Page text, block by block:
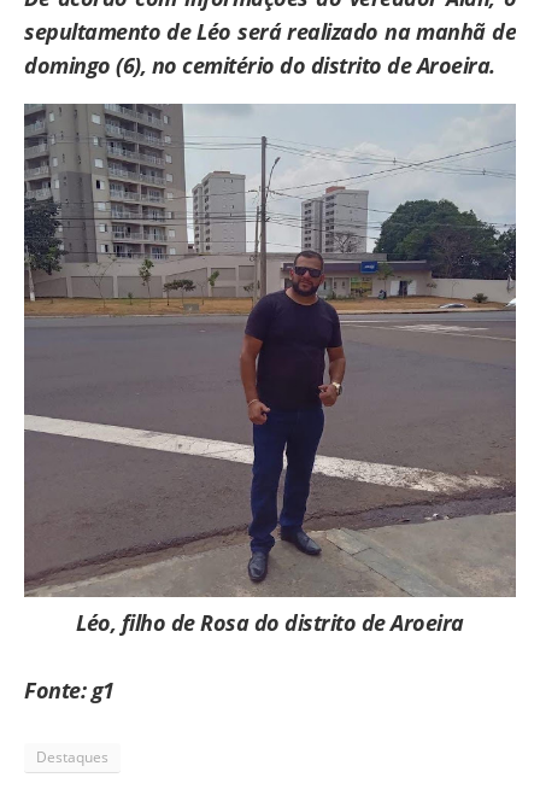
sepultamento de Léo será realizado na manhã de
domingo (6), no cemitério do distrito de Aroeira.
Léo, filho de Rosa do distrito de Aroeira
Fonte: g1
Destaques